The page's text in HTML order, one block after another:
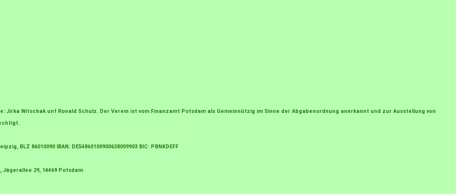
Jirka Witschak unf Ronald Schulz. Der Verein ist vom Finanzamt Potsdam als Gemeinnützig im Sinne der Abgabenordnung anerkannt und zur Ausstellung von
BLZ 86010090 IBAN: DE54860100900638009903 BIC: PBNKDEFF
29, 14469 Potsdam